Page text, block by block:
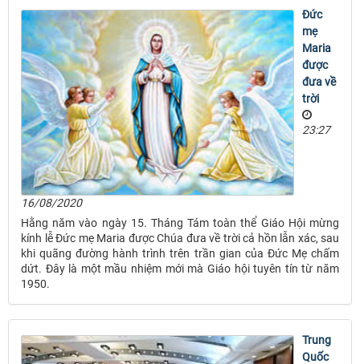
Đức
mẹ
Maria
được
đưa về
trời
23:27
16/08/2020
Hằng năm vào ngày 15. Tháng Tám toàn thể Giáo Hội mừng
kính lễ Đức mẹ Maria được Chúa đưa về trời cả hồn lẫn xác, sau
khi quãng đường hành trình trên trần gian của Đức Mẹ chấm
dứt. Đây là một mầu nhiệm mới mà Giáo hội tuyên tín từ năm
1950.
Trung
Quốc